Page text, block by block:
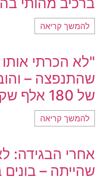
להמשך קריאה
"לא הכרתי
שהתנפצה –
של 180 אלף שקל
להמשך קריאה
אחרי הבגידה:
שהייתה –